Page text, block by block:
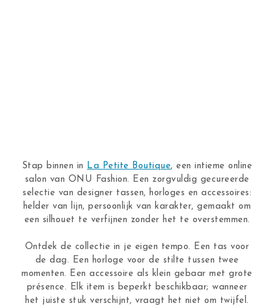
Stap binnen in La Petite Boutique, een intieme online
salon van ONU Fashion. Een zorgvuldig gecureerde
selectie van designer tassen, horloges en accessoires:
helder van lijn, persoonlijk van karakter, gemaakt om
een silhouet te verfijnen zonder het te overstemmen.
Ontdek de collectie in je eigen tempo. Een tas voor
de dag. Een horloge voor de stilte tussen twee
momenten. Een accessoire als klein gebaar met grote
présence. Elk item is beperkt beschikbaar; wanneer
het juiste stuk verschijnt, vraagt het niet om twijfel.